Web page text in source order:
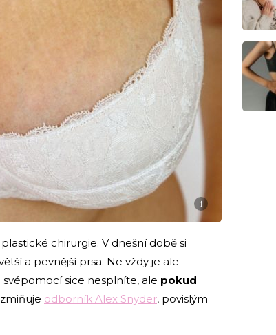
i
chirurgie. V dnešní době si
a pevnější prsa. Ne vždy je ale
sice nesplníte, ale pokud
odborník Alex Snyder, povislým